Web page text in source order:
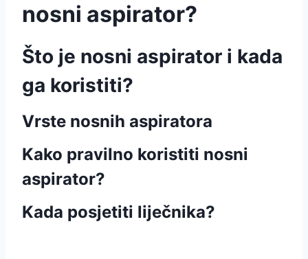
nosni aspirator?
Što je nosni aspirator i kada
ga koristiti?
Vrste nosnih aspiratora
Kako pravilno koristiti nosni
aspirator?
Kada posjetiti liječnika?